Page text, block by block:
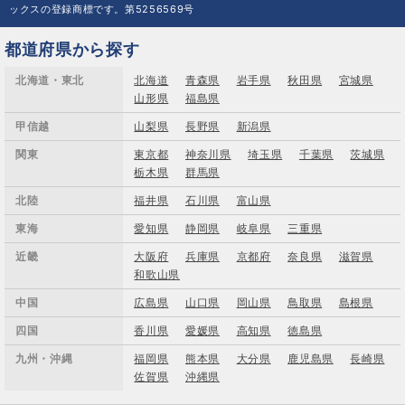
ックスの登録商標です。第5256569号
都道府県から探す
北海道・東北 北海道 青森県 岩手県 秋田県
宮城県
山形県
福島県
甲信越 山梨県 長野県 新潟県
関東 東京都 神奈川県 埼玉県 千葉県
茨城県
栃木県
群馬県
北陸 福井県 石川県 富山県
東海 愛知県 静岡県 岐阜県 三重県
近畿 大阪府 兵庫県 京都府 奈良県
滋賀県
和歌山県
中国 広島県 山口県 岡山県 鳥取県 島根県
四国 香川県 愛媛県 高知県 徳島県
九州・沖縄 福岡県 熊本県 大分県 鹿児島県
長崎県
佐賀県
沖縄県